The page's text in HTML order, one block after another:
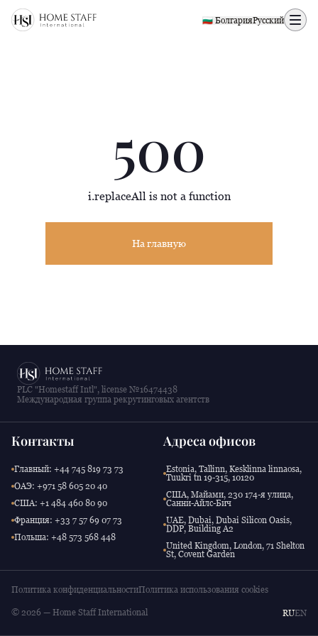
500 page
🇧🇬 БолгарияРусский
500
i.replaceAll is not a function
На главную
PLC "Homestaff Intl", license №16474438
Международная группа рекрутинговых агентств
Контакты
Главный: +44 745 819 73 73
ОАЭ: +971 58 605 20 40
США: +1 484 460 80 90
Франция: +33 7 57 69 07 73
Польша: +48 573 568 448
Адреса офисов
Estonia, Tallinn, Kesklinna linnaosa,
Tuukri tn 19-315, 10120
США, Майами, 230 174-я улица,
Санни-Айлс-Бич
UAE, Dubai, Dubai Silicon Oasis,
DDP, Building A2
United Kingdom, London, 71 Shelton
St, Covent Garden
Политика конфиденциальностиПолитика использования cookies
© 2026 — Home Staff International RUEN